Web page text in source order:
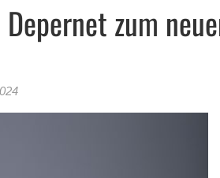
zum